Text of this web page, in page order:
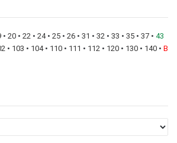
• 20 • 22 • 24• 25 • 26 • 31 • 32 • 33 • 35 • 37 • 43
• 103 • 104• 110 • 111 • 112 • 120 • 130 • 140 • B